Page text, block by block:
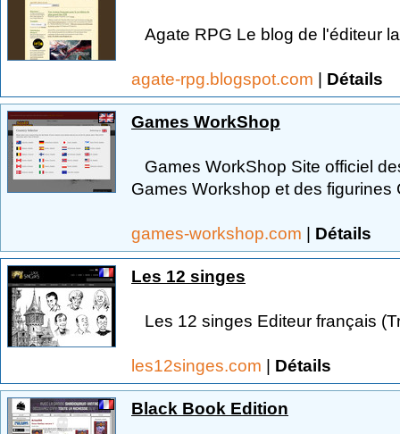
Agate RPG Le blog de l'éditeur
agate-rpg.blogspot.com | Détails
Games WorkShop
Games WorkShop Site officiel
Games Workshop et des figurines
games-workshop.com | Détails
Les 12 singes
Les 12 singes Editeur français
les12singes.com | Détails
Black Book Edition